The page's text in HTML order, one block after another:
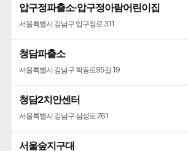
압구정파출소·압구정아람어린이집
서울특별시 강남구 압구정로 311
청담파출소
서울특별시 강남구 학동로95길 19
청담2치안센터
서울특별시 강남구 삼성로 761
서울숲지구대